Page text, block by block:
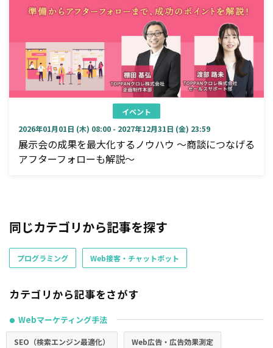
イベント
2026年01月01日 (木) 08:00 - 2027年12月31日 (金) 23:59
展示会の成果を最大化するノウハウ ～商談につなげる
アフターフォローも解説～
同じカテゴリから記事を探す
プログラミング Web接客・チャットボット
カテゴリから記事をさがす
● Webマーケティング手法
SEO（検索エンジン最適化） Web広告・広告効果測定